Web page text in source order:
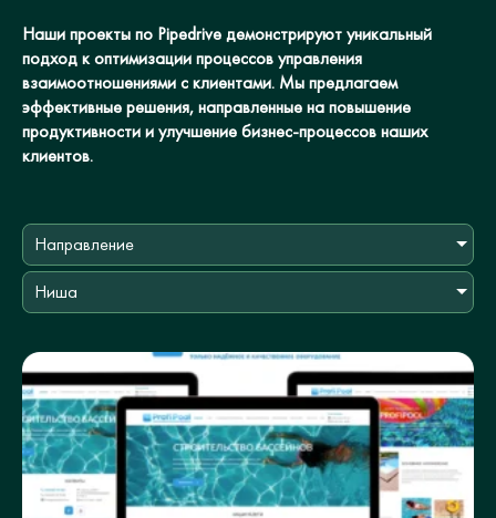
Наши проекты по Pipedrive демонстрируют уникальный
подход к оптимизации процессов управления
взаимоотношениями с клиентами. Мы предлагаем
эффективные решения, направленные на повышение
продуктивности и улучшение бизнес-процессов наших
клиентов.
Направление
Ниша